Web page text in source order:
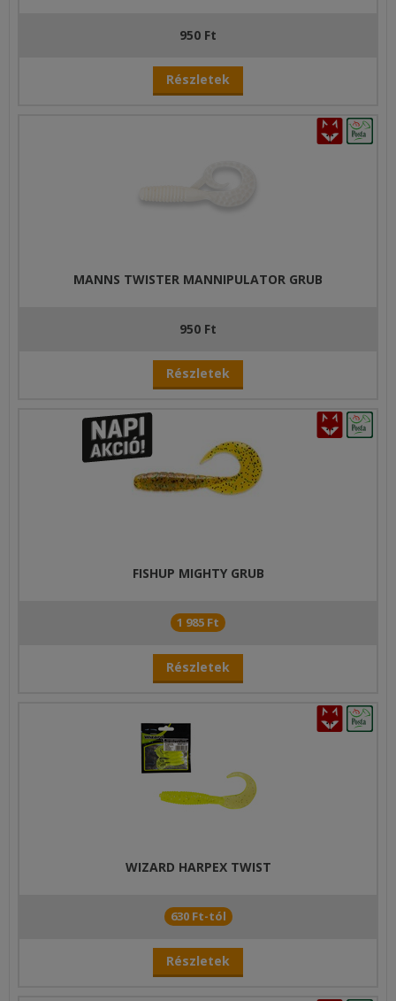
950 Ft
Részletek
MANNS TWISTER MANNIPULATOR GRUB
950 Ft
Részletek
FISHUP MIGHTY GRUB
1 985 Ft
Részletek
WIZARD HARPEX TWIST
630 Ft-tól
Részletek